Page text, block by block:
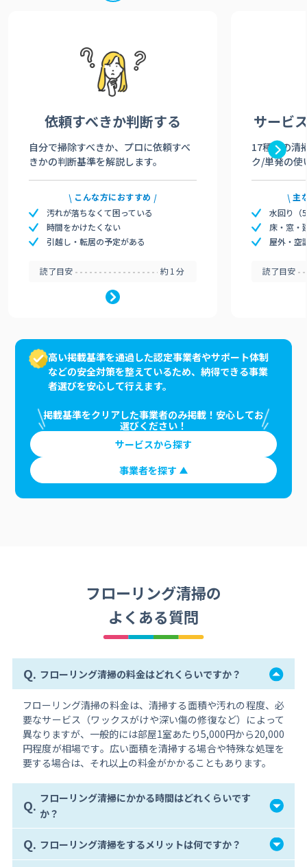
依頼すべきか判断する
自分で掃除すべきか、プロに依頼すべ
きかの判断基準を解説します。
こんな方におすすめ
汚れが落ちなくて困っている
時間をかけたくない
引越し・転居の予定がある
読了目安 約1分
サービ
17種類の清
ク/単発の使
主
水回り（
床・窓・
屋外・空
読了目安
高い掲載基準を通過した認定事業者やサポート体制
などの安全対策を整えているため、納得できる事業
者選びを安心して行えます。
掲載基準をクリアした事業者のみ掲載！安心してお
選びください！
サービスから探す
事業者を探す
フローリング清掃の
よくある質問
Q. フローリング清掃の料金はどれくらいですか？
フローリング清掃の料金は、清掃する面積や汚れの程度、必
要なサービス（ワックスがけや深い傷の修復など）によって
異なりますが、一般的には部屋1室あたり5,000円から20,000
円程度が相場です。広い面積を清掃する場合や特殊な処理を
要する場合は、それ以上の料金がかかることもあります。
Q. フローリング清掃にかかる時間はどれくらいです
か？
Q. フローリング清掃をするメリットは何ですか？